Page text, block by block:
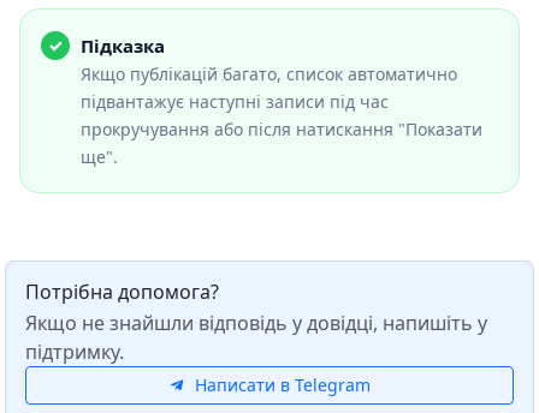
Підказка
Якщо публікацій багато, список автоматично
підвантажує наступні записи під час
прокручування або після натискання "Показати
ще".
Потрібна допомога?
Якщо не знайшли відповідь у довідці, напишіть у
підтримку.
Написати в Telegram